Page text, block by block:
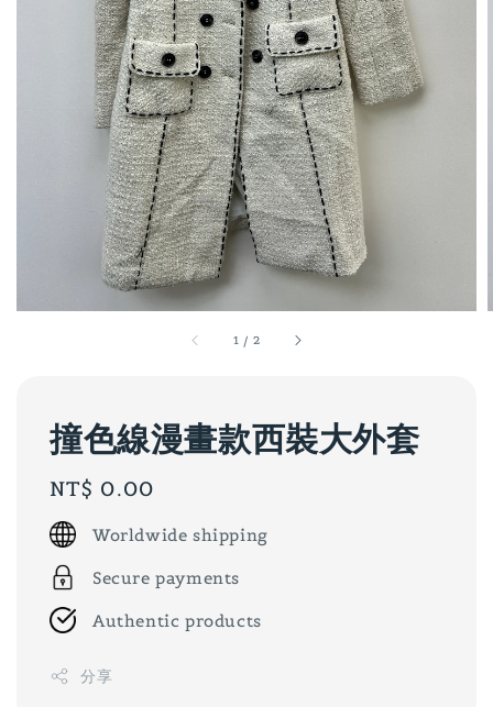
1 / 2
撞色線漫畫款西裝大外套
Regular
price
NT$ 0.00
Worldwide shipping
Secure payments
Authentic products
分享